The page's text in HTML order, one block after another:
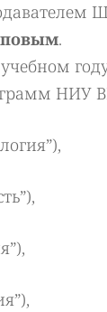
.
НИУ